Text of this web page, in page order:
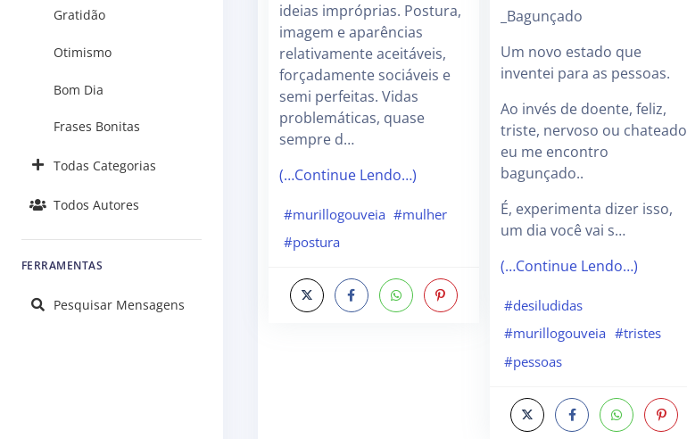
Gratidão
Otimismo
Bom Dia
Frases Bonitas
Todas Categorias
Todos Autores
FERRAMENTAS
Pesquisar Mensagens
ideias impróprias. Postura,
imagem e aparências
relativamente aceitáveis,
forçadamente sociáveis e
semi perfeitas. Vidas
problemáticas, quase
sempre d…
(…Continue Lendo…)
#murillogouveia #mulher
#postura
_Bagunçado
Um novo estado que
inventei para as pessoas.
Ao invés de doente, feliz,
triste, nervoso ou chateado
eu me encontro
bagunçado..
É, experimenta dizer isso,
um dia você vai s…
(…Continue Lendo…)
#desiludidas
#murillogouveia #tristes
#pessoas